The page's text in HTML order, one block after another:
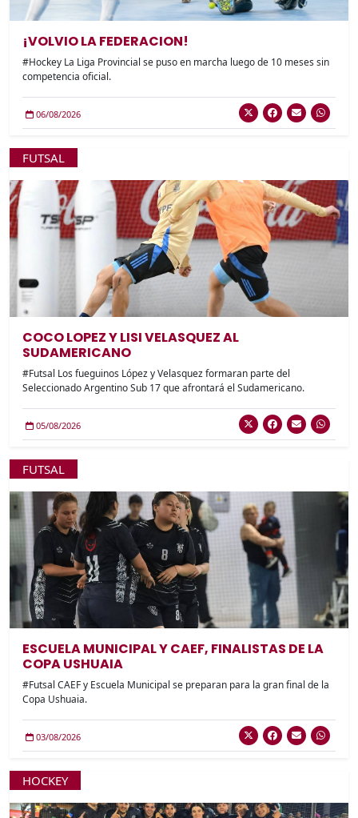
¡VOLVIO LA FEDERACION!
#Hockey La Liga Provincial se puso en marcha luego de 10 meses sin
competencia oficial.
06/08/2026
FUTSAL
COCO LOPEZ Y LISI VELASQUEZ AL
SUDAMERICANO
#Futsal Los fueguinos López y Velasquez formaran parte del
Seleccionado Argentino Sub 17 que afrontará el Sudamericano.
05/08/2026
FUTSAL
ESCUELA MUNICIPAL Y CAEF, FINALISTAS DE LA
COPA USHUAIA
#Futsal CAEF y Escuela Municipal se preparan para la gran final de la
Copa Ushuaia.
03/08/2026
HOCKEY